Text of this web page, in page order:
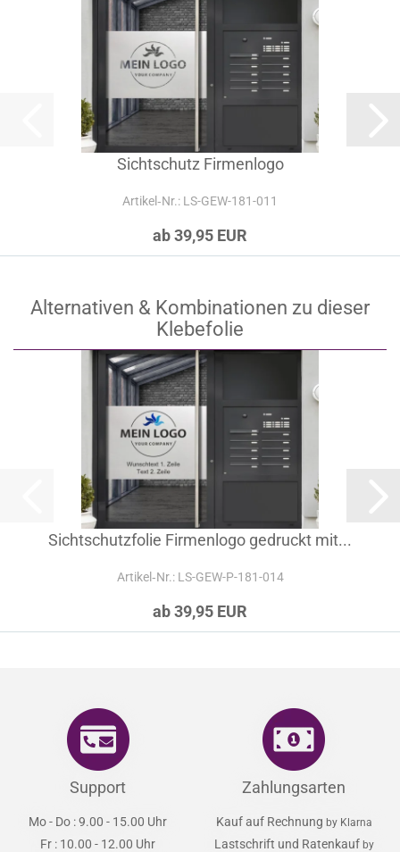
Sichtschutz Firmenlogo
Artikel‑Nr.: LS-GEW-181-011
ab 39,95 EUR
Alternativen & Kombinationen zu dieser
Klebefolie
Sichtschutzfolie Firmenlogo gedruckt mit...
Artikel‑Nr.: LS-GEW-P-181-014
ab 39,95 EUR
Support
Mo - Do : 9.00 - 15.00 Uhr
Fr : 10.00 - 12.00 Uhr
Zahlungsarten
Kauf auf Rechnung by Klarna
Lastschrift und Ratenkauf by